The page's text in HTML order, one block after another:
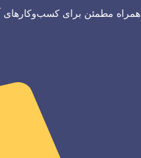
همراه مطمئن برای کسب‌وکارهای